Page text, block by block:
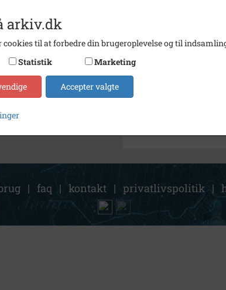
Søg videre i
Matr. nr. 27a, Brv.
Tavlegård
| faq | kontakt | privatlivspolitik |
arkiv.dk
cookies til at forbedre din brugeroplevelse og til
Statistik Marketing
Accepter valgte